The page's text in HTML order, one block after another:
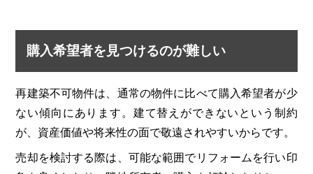
購入希望者を見つけるのが難しい
再建築不可物件は、通常の物件に比べて購入希望者が少
ない傾向にあります。建て替えができないという制約
が、資産価値や将来性の面で敬遠されやすいからです。
売却を検討する際は、可能な範囲でリフォームを行い印